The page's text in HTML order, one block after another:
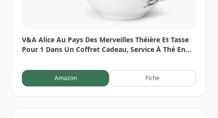
V&A Alice Au Pays Des Merveilles Théière Et Tasse
Pour 1 Dans Un Coffret Cadeau, Service À Thé En
Amazon Fiche